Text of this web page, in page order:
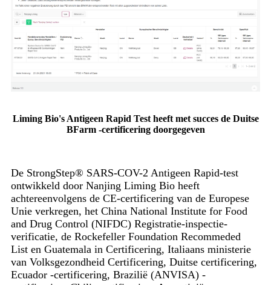
Liming Bio's Antigeen Rapid Test heeft met succes de Duitse
BFarm -certificering doorgegeven
De StrongStep® SARS-COV-2 Antigeen Rapid-test
ontwikkeld door Nanjing Liming Bio heeft
achtereenvolgens de CE-certificering van de Europese
Unie verkregen, het China National Institute for Food
and Drug Control (NIFDC) Registratie-inspectie-
verificatie, de Rockefeller Foundation Recommeded
List en Guatemala in Certificering, Italiaans ministerie
van Volksgezondheid Certificering, Duitse certificering,
Ecuador -certificering, Brazilië (ANVISA) -